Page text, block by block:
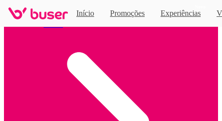
Início Promoções Experiências